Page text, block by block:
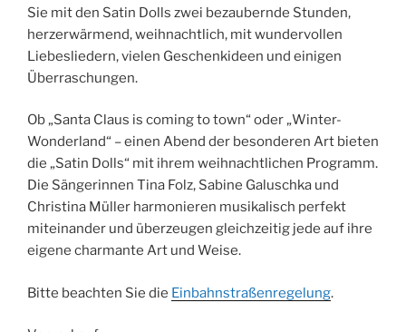
Sie mit den Satin Dolls zwei bezaubernde Stunden,
herzerwärmend, weihnachtlich, mit wundervollen
Liebesliedern, vielen Geschenkideen und einigen
Überraschungen.
Ob „Santa Claus is coming to town“ oder „Winter-
Wonderland“ – einen Abend der besonderen Art bieten
die „Satin Dolls“ mit ihrem weihnachtlichen Programm.
Die Sängerinnen Tina Folz, Sabine Galuschka und
Christina Müller harmonieren musikalisch perfekt
miteinander und überzeugen gleichzeitig jede auf ihre
eigene charmante Art und Weise.
Bitte beachten Sie die Einbahnstraßenregelung.